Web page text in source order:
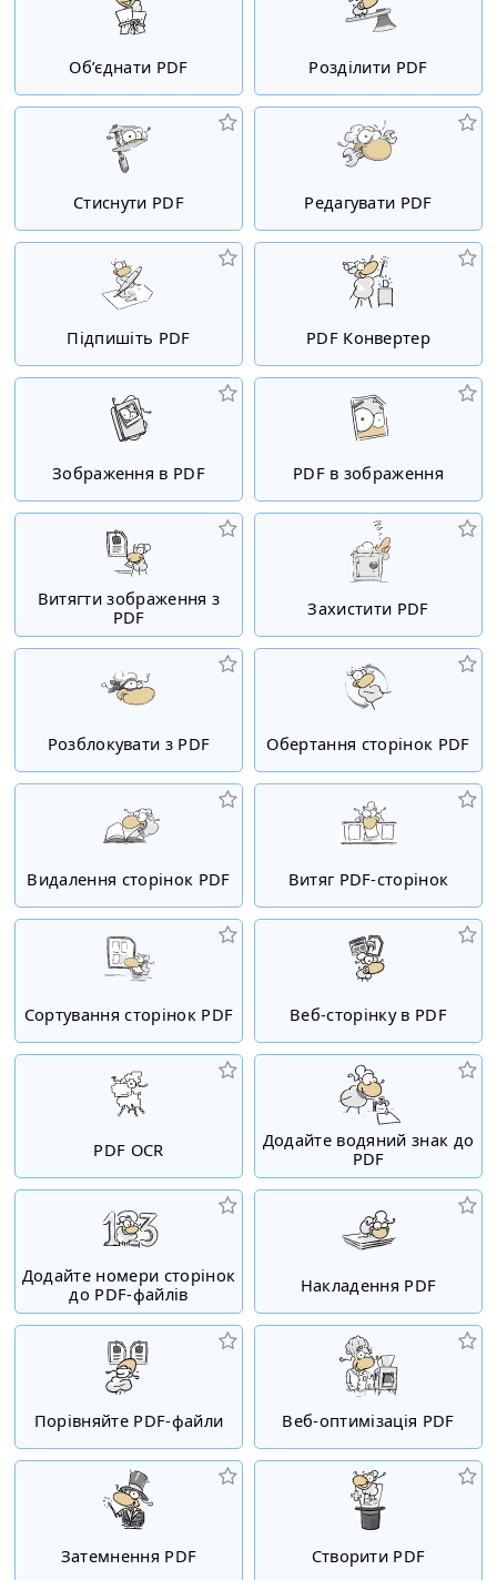
Об’єднати PDF Розділити PDF
Стиснути PDF Редагувати PDF
Підпишіть PDF PDF Конвертер
Зображення в PDF PDF в зображення
Витягти зображення з
PDF
Захистити PDF
Розблокувати з PDF Обертання сторінок PDF
Видалення сторінок PDF Витяг PDF-сторінок
Сортування сторінок PDF Веб-сторінку в PDF
PDF OCR
Додайте водяний знак до
PDF
Додайте номери сторінок
до PDF-файлів
Накладення PDF
Порівняйте PDF-файли Веб-оптимізація PDF
Затемнення PDF Створити PDF